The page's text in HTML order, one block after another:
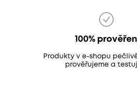
100%
Produkty v e-shopu
prověřujeme a